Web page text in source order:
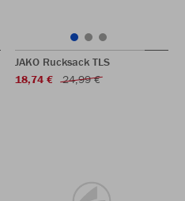
JAKO Rucksack TLS
18,74 €
24,99 €